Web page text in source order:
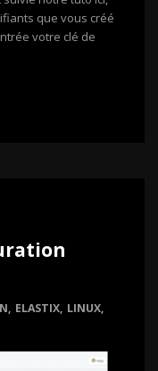
que vous créé
votre clé de
, ELASTIX, LINUX,